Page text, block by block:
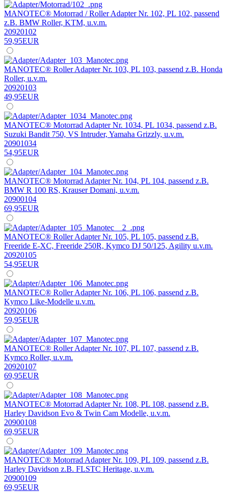
MANOTEC® Motorrad / Roller Adapter Nr. 102, PL 102, passend
z.B. BMW Roller, KTM, u.v.m.
20920102
59,95EUR
MANOTEC® Roller Adapter Nr. 103, PL 103, passend z.B. Honda
Roller, u.v.m.
20920103
49,95EUR
MANOTEC® Motorrad Adapter Nr. 1034, PL 1034, passend z.B.
Suzuki Bandit 750, VS Intruder, Yamaha Grizzly, u.v.m.
20901034
54,95EUR
MANOTEC® Motorrad Adapter Nr. 104, PL 104, passend z.B.
BMW R 100 RS, Krauser Domani, u.v.m.
20900104
69,95EUR
MANOTEC® Roller Adapter Nr. 105, PL 105, passend z.B.
Freeride E-XC, Freeride 250R, Kymco DJ 50/125, Agility u.v.m.
20920105
54,95EUR
MANOTEC® Roller Adapter Nr. 106, PL 106, passend z.B.
Kymco Like-Modelle u.v.m.
20920106
59,95EUR
MANOTEC® Roller Adapter Nr. 107, PL 107, passend z.B.
Kymco Roller, u.v.m.
20920107
69,95EUR
MANOTEC® Motorrad Adapter Nr. 108, PL 108, passend z.B.
Harley Davidson Evo & Twin Cam Modelle, u.v.m.
20900108
69,95EUR
MANOTEC® Motorrad Adapter Nr. 109, PL 109, passend z.B.
Harley Davidson z.B. FLSTC Heritage, u.v.m.
20900109
69,95EUR